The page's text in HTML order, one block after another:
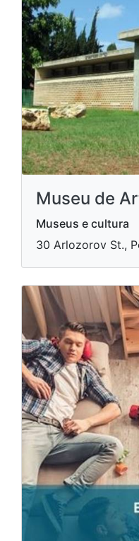
Museu de
Museus e cultura
30 Arlozorov St.,